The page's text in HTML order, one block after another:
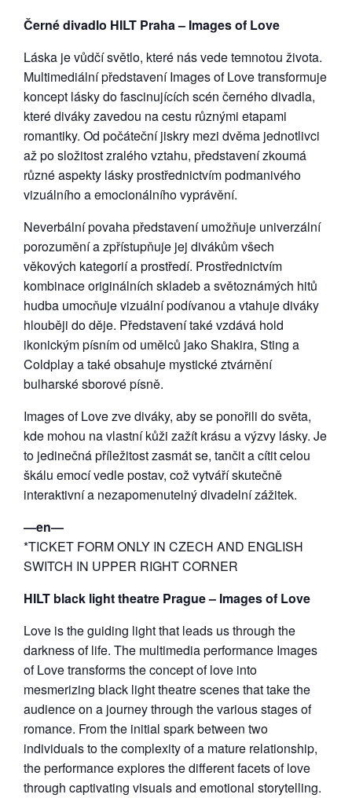
Černé divadlo HILT Praha – Images of Love
Láska je vůdčí světlo, které nás vede temnotou života.
Multimediální představení Images of Love transformuje
koncept lásky do fascinujících scén černého divadla,
které diváky zavedou na cestu různými etapami
romantiky. Od počáteční jiskry mezi dvěma jednotlivci
až po složitost zralého vztahu, představení zkoumá
různé aspekty lásky prostřednictvím podmanivého
vizuálního a emocionálního vyprávění.
Neverbální povaha představení umožňuje univerzální
porozumění a zpřístupňuje jej divákům všech
věkových kategorií a prostředí. Prostřednictvím
kombinace originálních skladeb a světoznámých hitů
hudba umocňuje vizuální podívanou a vtahuje diváky
hlouběji do děje. Představení také vzdává hold
ikonickým písním od umělců jako Shakira, Sting a
Coldplay a také obsahuje mystické ztvárnění
bulharské sborové písně.
Images of Love zve diváky, aby se ponořili do světa,
kde mohou na vlastní kůži zažít krásu a výzvy lásky. Je
to jedinečná příležitost zasmát se, tančit a cítit celou
škálu emocí vedle postav, což vytváří skutečně
interaktivní a nezapomenutelný divadelní zážitek.
―en―
*TICKET FORM ONLY IN CZECH AND ENGLISH
SWITCH IN UPPER RIGHT CORNER
HILT black light theatre Prague – Images of Love
Love is the guiding light that leads us through the
darkness of life. The multimedia performance Images
of Love transforms the concept of love into
mesmerizing black light theatre scenes that take the
audience on a journey through the various stages of
romance. From the initial spark between two
individuals to the complexity of a mature relationship,
the performance explores the different facets of love
through captivating visuals and emotional storytelling.